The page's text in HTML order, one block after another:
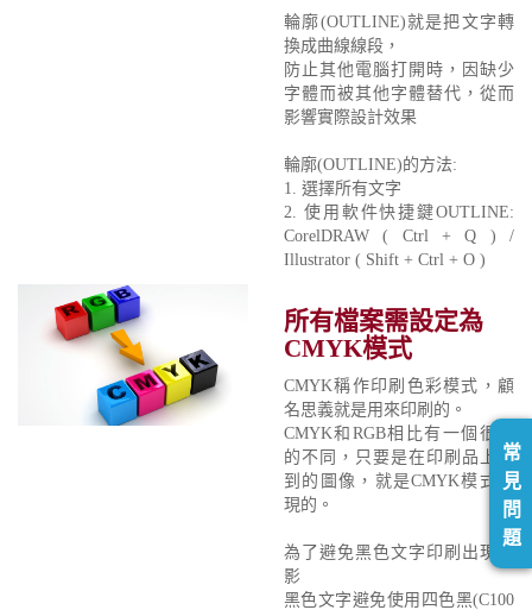
輪廓(OUTLINE)就是把文字轉
換成曲線線段，
防止其他電腦打開時，因缺少
字體而被其他字體替代，從而
影響實際設計效果
輪廓(OUTLINE)的方法:
1. 選擇所有文字
2. 使用軟件快捷鍵OUTLINE:
CorelDRAW ( Ctrl + Q ) /
Illustrator ( Shift + Ctrl + O )
所有檔案需設定為
CMYK模式
CMYK稱作印刷色彩模式，顧
名思義就是用來印刷的。
CMYK和RGB相比有一個很大
的不同，只要是在印刷品上看
到的圖像，就是CMYK模式表
現的。
為了避免黑色文字印刷出現重
影
黑色文字避免使用四色黑(C100
常
見
問
題